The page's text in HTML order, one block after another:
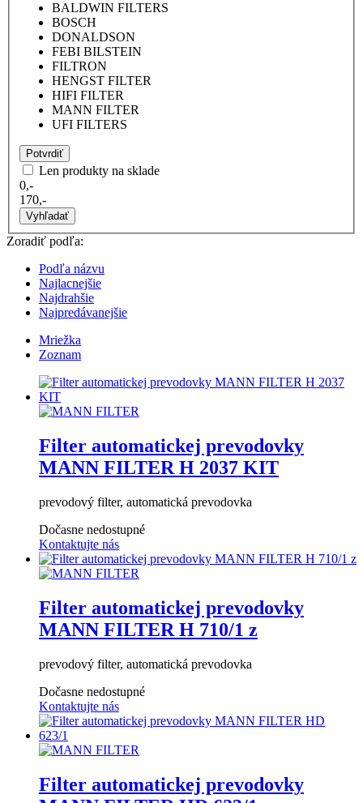
BALDWIN FILTERS
BOSCH
DONALDSON
FEBI BILSTEIN
FILTRON
HENGST FILTER
HIFI FILTER
MANN FILTER
UFI FILTERS
Potvrdiť
Len produkty na sklade
0,-
170,-
Vyhľadať
Zoradiť podľa:
Podľa názvu
Najlacnejšie
Najdrahšie
Najpredávanejšie
Mriežka
Zoznam
Filter automatickej prevodovky
MANN FILTER H 2037 KIT
prevodový filter, automatická prevodovka
Dočasne nedostupné
Kontaktujte nás
Filter automatickej prevodovky
MANN FILTER H 710/1 z
prevodový filter, automatická prevodovka
Dočasne nedostupné
Kontaktujte nás
Filter automatickej prevodovky